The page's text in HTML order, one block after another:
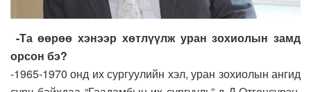
-Та өөрөө хэнээр хөтлүүлж уран зохиолын замд
орсон бэ?
-1965-1970 онд их сургуулийн хэл, уран зохиолын ангид